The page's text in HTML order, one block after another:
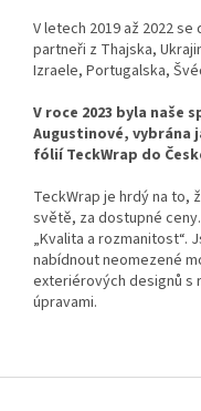
V letech 2019 až 2022
partneři z Thajska,
Izraele, Portugalska,
V roce 2023 byla naše
Augustinové,
fólií TeckWrap do
TeckWrap je hrdý na to,
světě, za dostupné
„Kvalita a rozmanitost“.
nabídnout neomezené
exteriérových designů s
úpravami.